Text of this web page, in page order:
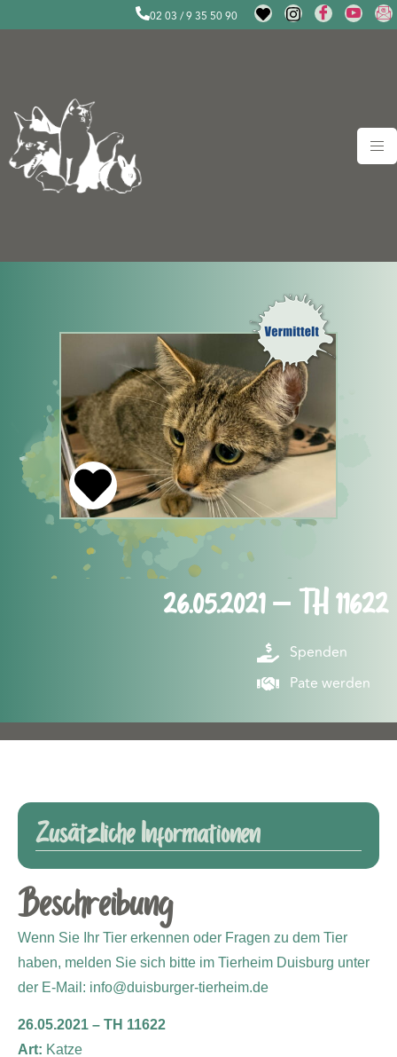
02 03 / 9 35 50 90
26.05.2021 – TH 11622
Spenden
Pate werden
Zusätzliche Informationen
Beschreibung
Wenn Sie Ihr Tier erkennen oder Fragen zu dem Tier
haben, melden Sie sich bitte im Tierheim Duisburg unter
der E-Mail: info@duisburger-tierheim.de
26.05.2021 – TH 11622
Art: Katze